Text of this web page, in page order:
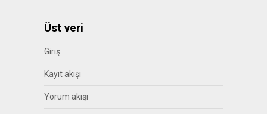
Üst veri
Giriş
Kayıt akışı
Yorum akışı